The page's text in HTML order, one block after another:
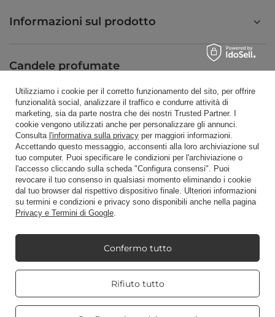
Informazioni sul prodotto
Candele profumate
Scorciatoia
Blog
Candle World,Tarnowska 23/2,61-323Poznań
Presentiamo i prezzi netti in negozio (IVA esclusa).
Utilizziamo i cookie per il corretto funzionamento del sito, per offrire
funzionalità social, analizzare il traffico e condurre attività di
marketing, sia da parte nostra che dei nostri Trusted Partner. I
cookie vengono utilizzati anche per personalizzare gli annunci.
Consulta l'informativa sulla privacy per maggiori informazioni.
Accettando questo messaggio, acconsenti alla loro archiviazione sul
tuo computer. Puoi specificare le condizioni per l'archiviazione o
l'accesso cliccando sulla scheda "Configura consensi". Puoi
revocare il tuo consenso in qualsiasi momento eliminando i cookie
dal tuo browser dal rispettivo dispositivo finale. Ulteriori informazioni
su termini e condizioni e privacy sono disponibili anche nella pagina
Privacy e Termini di Google.
Rifiuto tutto
Confermo tutto